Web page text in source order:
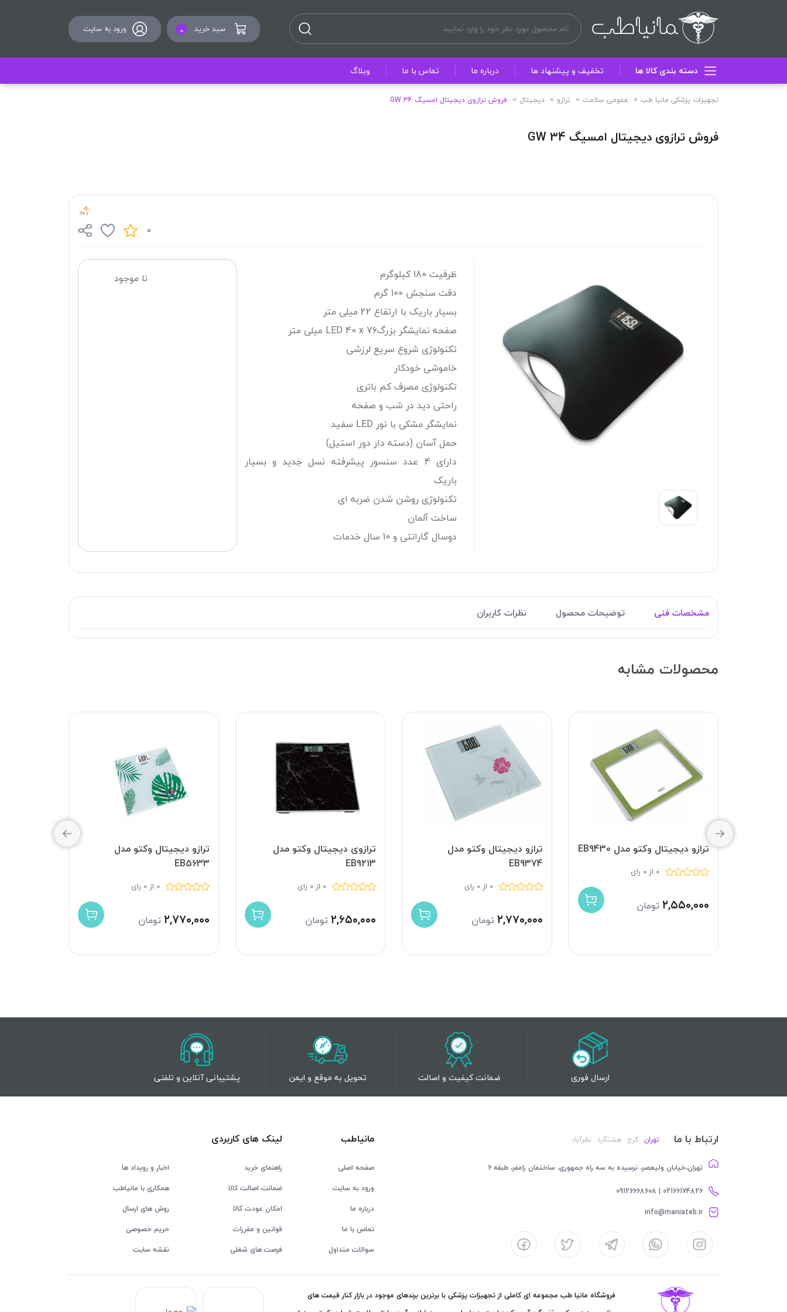
سبد خرید 0 ورود به سایت
دسته بندی کالا ها تخفیف و پیشنهاد ها درباره ما تماس با ما وبلاگ
تجهیزات پزشکی مانیا طب عمومی سلامت ترازو دیجیتال فروش ترازوی دیجیتال امسیگ GW 34
فروش ترازوی دیجیتال امسیگ GW 34
0
ظرفیت 180 کیلوگرم
دقت سنجش 100 گرم
بسیار باریک با ارتفاع 22 میلی متر
صفحه نمایشگر بزرگLED 40 x 76 میلی متر
تکنولوژی شروع سریع لرزشی
خاموشی خودکار
تکنولوژی مصرف کم باتری
راحتی دید در شب و صفحه
نمایشگر مشکی با نور LED سفید
حمل آسان (دسته دار دور استیل)
دارای 4 عدد سنسور پیشرفته نسل جدید و بسیار
باریک
تکنولوژی روشن شدن ضربه ای
ساخت آلمان
دوسال گارانتی و 10 سال خدمات
نا موجود
مشخصات فنی توضیحات محصول نظرات کاربران
محصولات مشابه
ترازو دیجیتال وکتو مدل EB9430
0 از 0 رای
۲,۵۵۰,۰۰۰ تومان
ترازو دیجیتال وکتو مدل
EB9374
0 از 0 رای
۲,۷۷۰,۰۰۰ تومان
ترازوی دیجیتال وکتو مدل
EB9213
0 از 0 رای
۲,۶۵۰,۰۰۰ تومان
ترازو دیجیتال وکتو مدل
EB5633
0 از 0 رای
۲,۷۷۰,۰۰۰ تومان
ارسال فوری ضمانت کیفیت و اصالت تحویل به موقع و ایمن پشتیبانی آنلاین و تلفنی
ارتباط با ما تهران کرج هشتگرد نظرآباد
تهران،خیابان ولیعصر، نرسیده به سه راه جمهوری، ساختمان رامفر، طبقه 6
02166174826 | 09126668608
info@maniateb.ir
مانیاطب
صفحه اصلی
ورود به سایت
درباره ما
تماس با ما
سوالات متداول
لینک های کاربردی
راهنمای خرید
اخبار و رویداد ها
ضمانت اصالت کالا
همکاری با مانیاطب
امکان عودت کالا
روش های ارسال
قوانین و مقررات
حریم خصوصی
فرصت های شغلی
نقشه سایت
فروشگاه مانیا طب مجموعه ای کاملی از تجهیزات پزشکی با برترین برندهای موجود در بازار کنار قیمت های